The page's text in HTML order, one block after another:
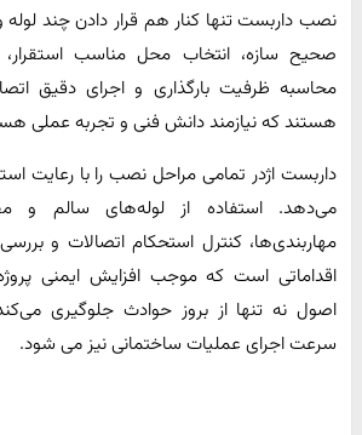
نصب داربست تنها کنار هم قرار دادن چند
صحیح سازه، انتخاب محل مناسب
محاسبه ظرفیت بارگذاری و اجرای دقیق
هستند که نیازمند دانش فنی و تجربه عملی
داربست اژدر تمامی مراحل نصب را با رعایت
می‌دهد. استفاده از لوله‌های سالم و
مهاربندی‌ها، کنترل استحکام اتصالات و
اقداماتی است که موجب افزایش ایمنی
اصول نه تنها از بروز حوادث جلوگیری
سرعت اجرای عملیات ساختمانی نیز می شود.